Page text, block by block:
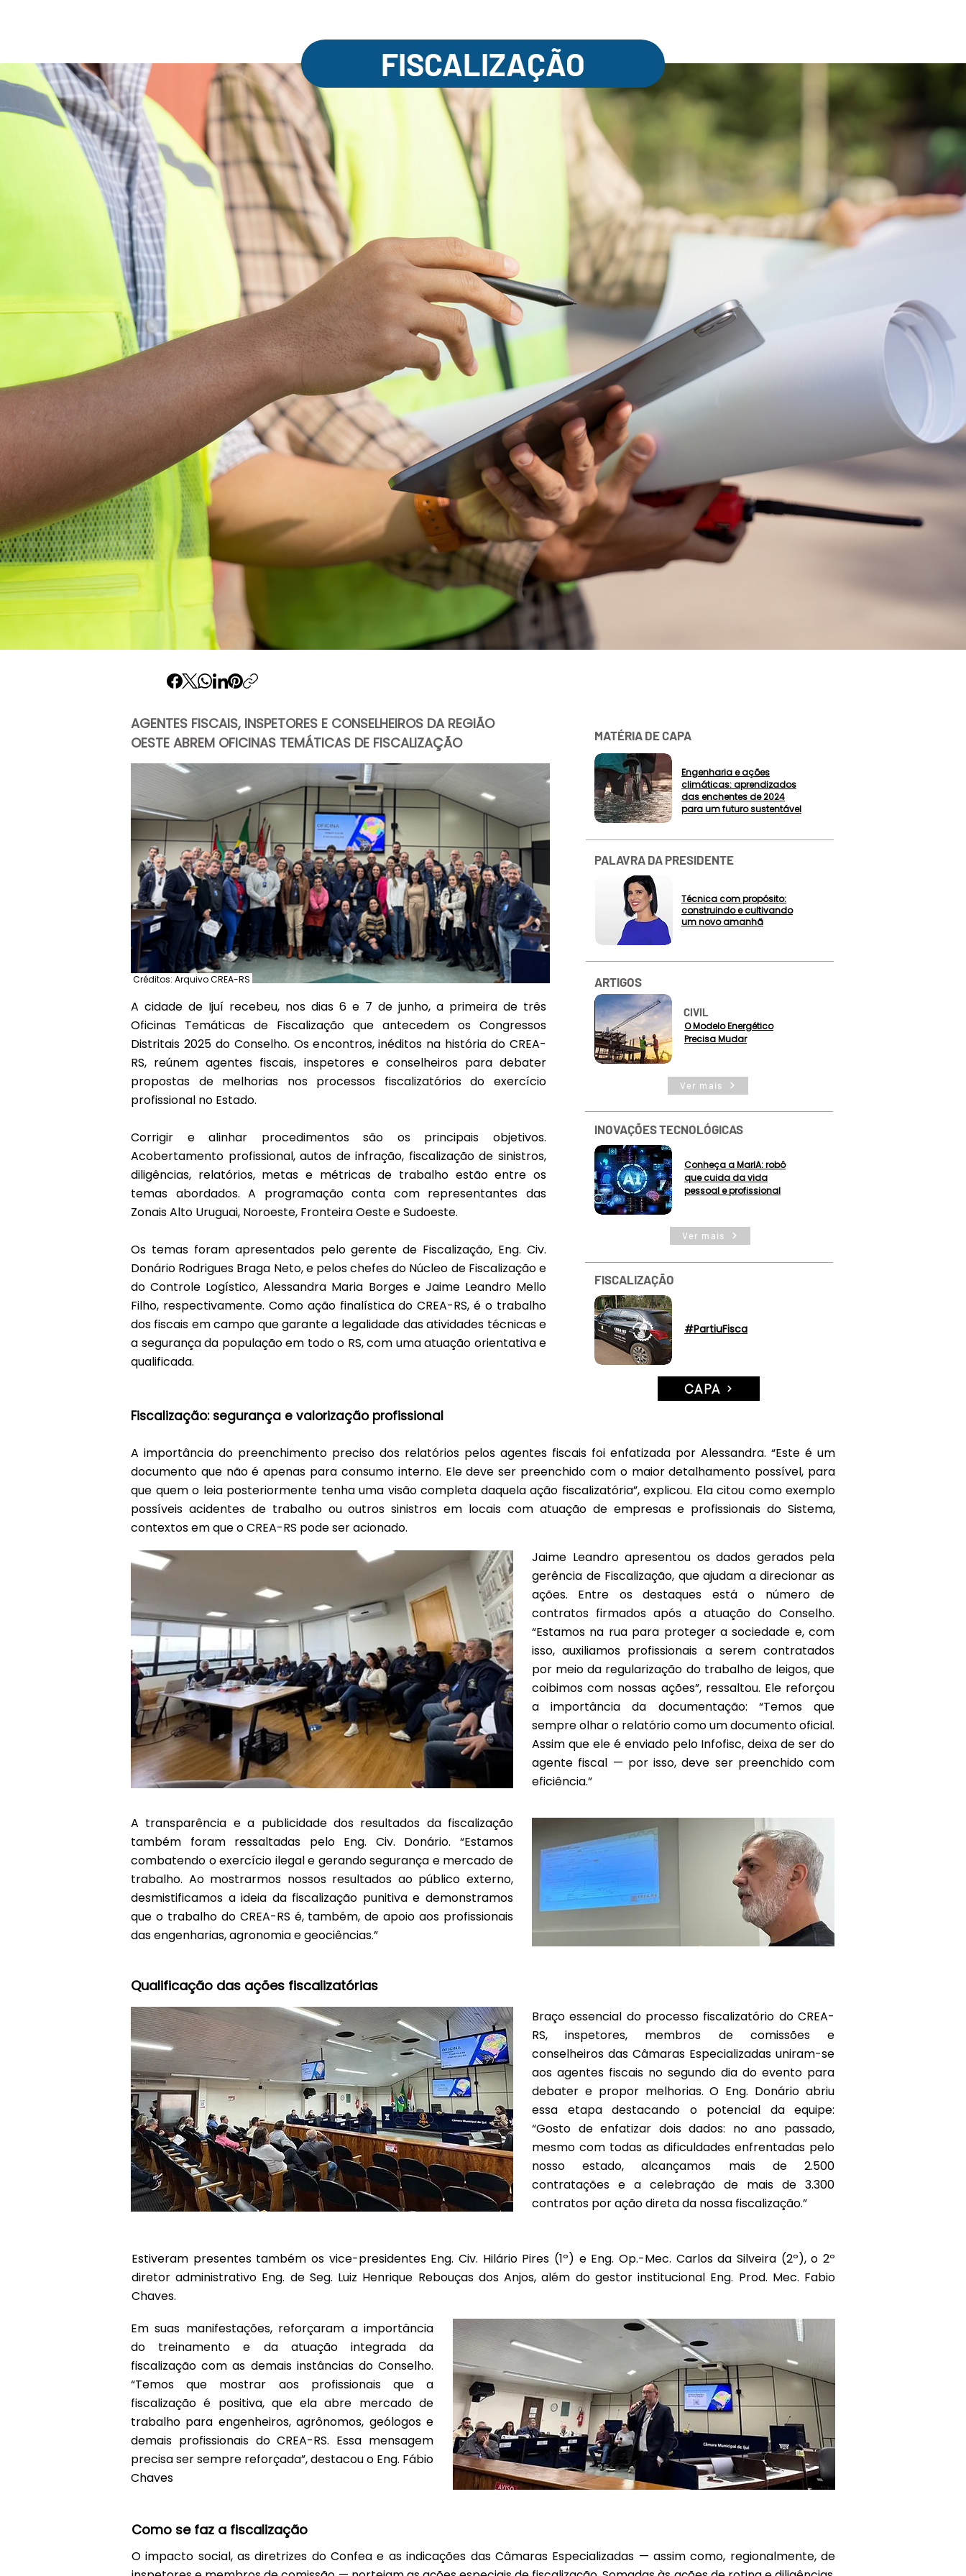
FISCALIZAÇÃO
AGENTES FISCAIS, INSPETORES E CONSELHEIROS DA REGIÃO
OESTE ABREM OFICINAS TEMÁTICAS DE FISCALIZAÇÃO
Créditos: Arquivo CREA-RS
A cidade de Ijuí recebeu, nos dias 6 e 7 de junho, a primeira de três
Oficinas Temáticas de Fiscalização que antecedem os Congressos
Distritais 2025 do Conselho. Os encontros, inéditos na história do CREA-
RS, reúnem agentes fiscais, inspetores e conselheiros para debater
propostas de melhorias nos processos fiscalizatórios do exercício
profissional no Estado.
Corrigir e alinhar procedimentos são os principais objetivos.
Acobertamento profissional, autos de infração, fiscalização de sinistros,
diligências, relatórios, metas e métricas de trabalho estão entre os
temas abordados. A programação conta com representantes das
Zonais Alto Uruguai, Noroeste, Fronteira Oeste e Sudoeste.
Os temas foram apresentados pelo gerente de Fiscalização, Eng. Civ.
Donário Rodrigues Braga Neto, e pelos chefes do Núcleo de Fiscalização e
do Controle Logístico, Alessandra Maria Borges e Jaime Leandro Mello
Filho, respectivamente. Como ação finalística do CREA-RS, é o trabalho
dos fiscais em campo que garante a legalidade das atividades técnicas e
a segurança da população em todo o RS, com uma atuação orientativa e
qualificada.
Fiscalização: segurança e valorização profissional
MATÉRIA DE CAPA
​Engenharia e ações
climáticas: aprendizados
das enchentes de 2024
para um futuro sustentável
PALAVRA DA PRESIDENTE
​Técnica com propósito:
construindo e cultivando
um novo amanhã
ARTIGOS
CIVIL
O Modelo Energético
Precisa Mudar
Ver mais
INOVAÇÕES TECNOLÓGICAS
Conheça a MarIA: robô
que cuida da vida
pessoal e profissional
Ver mais
FISCALIZAÇÃO
#PartiuFisca
CAPA
A importância do preenchimento preciso dos relatórios pelos agentes fiscais foi enfatizada por Alessandra. “Este é um
documento que não é apenas para consumo interno. Ele deve ser preenchido com o maior detalhamento possível, para
que quem o leia posteriormente tenha uma visão completa daquela ação fiscalizatória”, explicou. Ela citou como exemplo
possíveis acidentes de trabalho ou outros sinistros em locais com atuação de empresas e profissionais do Sistema,
contextos em que o CREA-RS pode ser acionado.
Jaime Leandro apresentou os dados gerados pela
gerência de Fiscalização, que ajudam a direcionar as
ações. Entre os destaques está o número de
contratos firmados após a atuação do Conselho.
“Estamos na rua para proteger a sociedade e, com
isso, auxiliamos profissionais a serem contratados
por meio da regularização do trabalho de leigos, que
coibimos com nossas ações”, ressaltou. Ele reforçou
a importância da documentação: “Temos que
sempre olhar o relatório como um documento oficial.
Assim que ele é enviado pelo Infofisc, deixa de ser do
agente fiscal — por isso, deve ser preenchido com
eficiência.”
A transparência e a publicidade dos resultados da fiscalização
também foram ressaltadas pelo Eng. Civ. Donário. “Estamos
combatendo o exercício ilegal e gerando segurança e mercado de
trabalho. Ao mostrarmos nossos resultados ao público externo,
desmistificamos a ideia da fiscalização punitiva e demonstramos
que o trabalho do CREA-RS é, também, de apoio aos profissionais
das engenharias, agronomia e geociências.”
​Qualificação das ações fiscalizatórias
Braço essencial do processo fiscalizatório do CREA-
RS, inspetores, membros de comissões e
conselheiros das Câmaras Especializadas uniram-se
aos agentes fiscais no segundo dia do evento para
debater e propor melhorias. O Eng. Donário abriu
essa etapa destacando o potencial da equipe:
“Gosto de enfatizar dois dados: no ano passado,
mesmo com todas as dificuldades enfrentadas pelo
nosso estado, alcançamos mais de 2.500
contratações e a celebração de mais de 3.300
contratos por ação direta da nossa fiscalização.”
Estiveram presentes também os vice-presidentes Eng. Civ. Hilário Pires (1º) e Eng. Op.-Mec. Carlos da Silveira (2º), o 2º
diretor administrativo Eng. de Seg. Luiz Henrique Rebouças dos Anjos, além do gestor institucional Eng. Prod. Mec. Fabio
Chaves.
Em suas manifestações, reforçaram a importância
do treinamento e da atuação integrada da
fiscalização com as demais instâncias do Conselho.
“Temos que mostrar aos profissionais que a
fiscalização é positiva, que ela abre mercado de
trabalho para engenheiros, agrônomos, geólogos e
demais profissionais do CREA-RS. Essa mensagem
precisa ser sempre reforçada”, destacou o Eng. Fábio
Chaves
Como se faz a fiscalização
O impacto social, as diretrizes do Confea e as indicações das Câmaras Especializadas — assim como, regionalmente, de